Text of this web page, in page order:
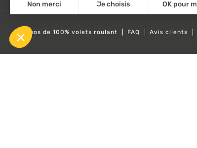
A propos de 100% volets roulant FAQ Avis clients